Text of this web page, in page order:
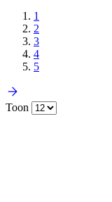
1
2
3
4
5
Toon